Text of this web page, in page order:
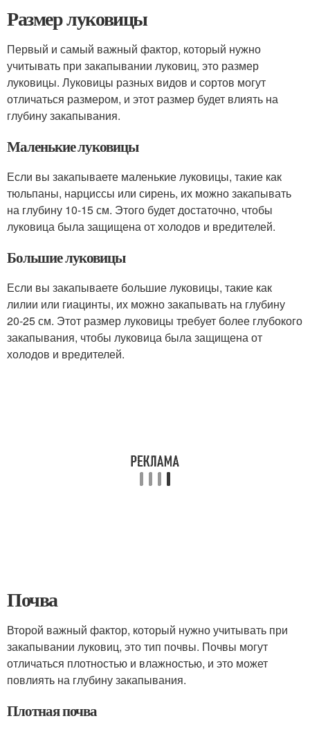
Размер луковицы
Первый и самый важный фактор, который нужно
учитывать при закапывании луковиц, это размер
луковицы. Луковицы разных видов и сортов могут
отличаться размером, и этот размер будет влиять на
глубину закапывания.
Маленькие луковицы
Если вы закапываете маленькие луковицы, такие как
тюльпаны, нарциссы или сирень, их можно закапывать
на глубину 10-15 см. Этого будет достаточно, чтобы
луковица была защищена от холодов и вредителей.
Большие луковицы
Если вы закапываете большие луковицы, такие как
лилии или гиацинты, их можно закапывать на глубину
20-25 см. Этот размер луковицы требует более глубокого
закапывания, чтобы луковица была защищена от
холодов и вредителей.
Почва
Второй важный фактор, который нужно учитывать при
закапывании луковиц, это тип почвы. Почвы могут
отличаться плотностью и влажностью, и это может
повлиять на глубину закапывания.
Плотная почва